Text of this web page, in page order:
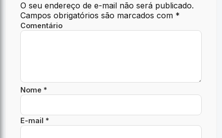
O seu endereço de e-mail não será publicado.
Campos obrigatórios são marcados com *
Comentário
Nome *
E-mail *